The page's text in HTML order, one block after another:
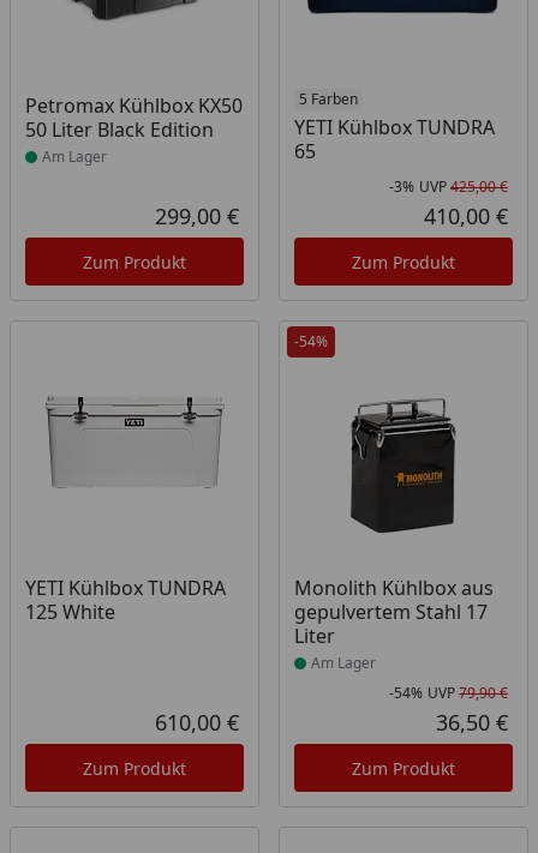
Petromax Kühlbox KX50
50 Liter Black Edition
Produkt am Lager
Am Lager
Aktueller Preis
299,00 €
Zum Produkt
5 Farben
YETI Kühlbox TUNDRA
65
-3% UVP425,00 €
410,00 €
Zum Produkt
YETI Kühlbox TUNDRA
125 White
Aktueller Preis
610,00 €
Zum Produkt
-54%
Monolith Kühlbox aus
gepulvertem Stahl 17
Liter
Produkt am Lager
Am Lager
-54% UVP79,90 €
36,50 €
Zum Produkt